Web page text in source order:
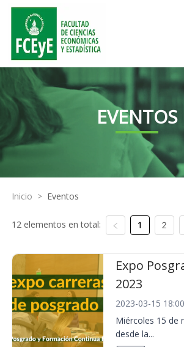
EVENTOS
Inicio > Eventos
12 elementos en total: 1 2
Expo
2023
2023-03-15
Miércoles 15 de
desde la...